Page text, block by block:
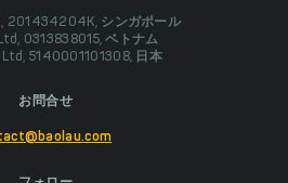
201434204K, シンガポール
0313838015, ベトナム
Ltd, 5140001101308, 日本
お問合せ